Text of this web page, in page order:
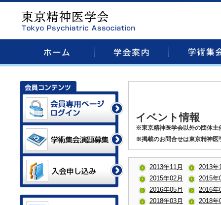
イベント情報
※東京精神医学会以外の団体主
※掲載のお問合せは東京精神医
2013年11月
2013年
2015年02月
2015年
2016年05月
2016年
2018年03月
2018年